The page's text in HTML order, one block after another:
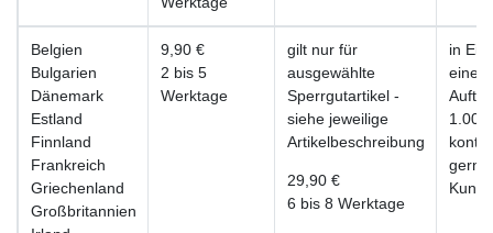
Belgien
Bulgarien
Dänemark
Estland
Finnland
Frankreich
Griechenland
Großbritannien
9,90 €
2 bis 5
Werktage
gilt nur für
ausgewählte
Sperrgutartikel -
siehe jeweilige
Artikelbeschreibung
29,90 €
6 bis 8 Werktage
in
einer
1.000
gerne